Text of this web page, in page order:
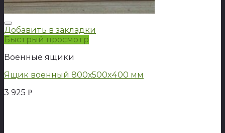
Добавить в закладки
Быстрый просмотр
Военные ящики
Ящик военный 800х500х400 мм
3 925 Р